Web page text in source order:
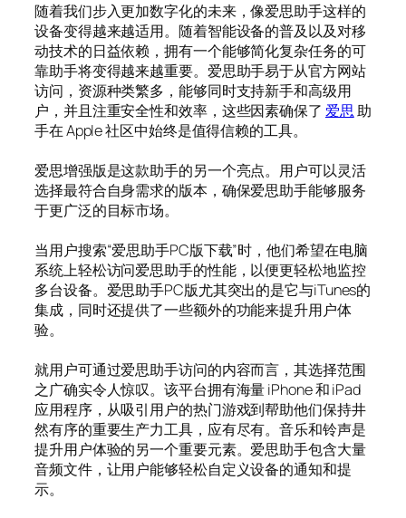
随着我们步入更加数字化的未来，像爱思助手这样的
设备变得越来越适用。随着智能设备的普及以及对移
动技术的日益依赖，拥有一个能够简化复杂任务的可
靠助手将变得越来越重要。爱思助手易于从官方网站
访问，资源种类繁多，能够同时支持新手和高级用
户，并且注重安全性和效率，这些因素确保了 爱思助
手在 Apple 社区中始终是值得信赖的工具。
爱思增强版是这款助手的另一个亮点。用户可以灵活
选择最符合自身需求的版本，确保爱思助手能够服务
于更广泛的目标市场。
当用户搜索“爱思助手PC版下载”时，他们希望在电脑
系统上轻松访问爱思助手的性能，以便更轻松地监控
多台设备。爱思助手PC版尤其突出的是它与iTunes的
集成，同时还提供了一些额外的功能来提升用户体
验。
就用户可通过爱思助手访问的内容而言，其选择范围
之广确实令人惊叹。该平台拥有海量 iPhone 和 iPad
应用程序，从吸引用户的热门游戏到帮助他们保持井
然有序的重要生产力工具，应有尽有。音乐和铃声是
提升用户体验的另一个重要元素。爱思助手包含大量
音频文件，让用户能够轻松自定义设备的通知和提
示。